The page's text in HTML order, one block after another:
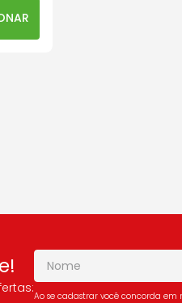
Ao se cadastrar você concorda